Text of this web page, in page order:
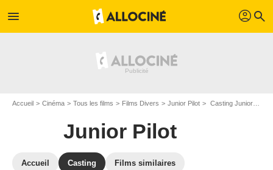
menu profil search
Accueil Cinéma Tous les films Films Divers Junior Pilot Casting Junior Pilot
Junior Pilot
Accueil Casting Films similaires